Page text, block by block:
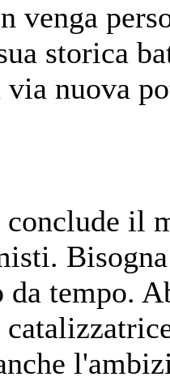
venga
storica
nuova
conclude il
da tempo.